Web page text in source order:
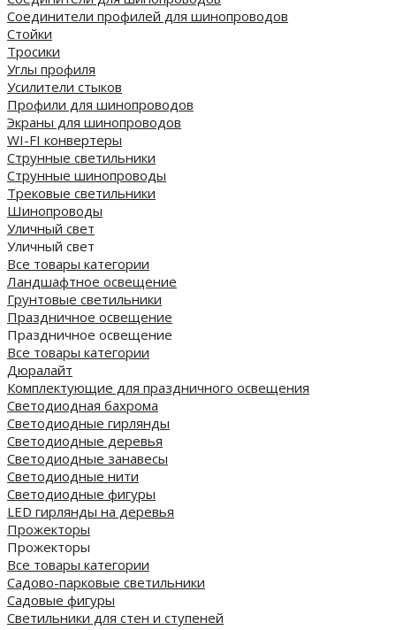
Соединители профилей для шинопроводов
Стойки
Тросики
Углы профиля
Усилители стыков
Профили для шинопроводов
Экраны для шинопроводов
WI-FI конвертеры
Струнные светильники
Струнные шинопроводы
Трековые светильники
Шинопроводы
Уличный свет
Уличный свет
Все товары категории
Ландшафтное освещение
Грунтовые светильники
Праздничное освещение
Праздничное освещение
Все товары категории
Дюралайт
Комплектующие для праздничного освещения
Светодиодная бахрома
Светодиодные гирлянды
Светодиодные деревья
Светодиодные занавесы
Светодиодные нити
Светодиодные фигуры
LED гирлянды на деревья
Прожекторы
Прожекторы
Все товары категории
Садово-парковые светильники
Садовые фигуры
Светильники для стен и ступеней